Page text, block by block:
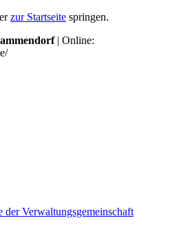
zur Startseite springen.
| Online: